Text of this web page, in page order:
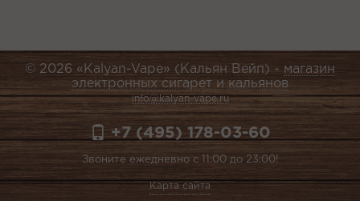
© 2026 «Kalyan-Vape» (Кальян Вейп) - магазин
электронных сигарет и кальянов
info@kalyan-vape.ru
+7 (495) 178-03-60
Звоните ежедневно с 11:00 до 23:00!
Карта сайта